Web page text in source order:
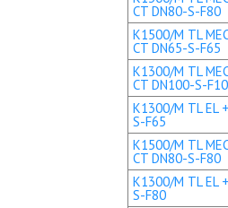
CT DN80-S-F80
K1500/M TL
CT DN65-S-F65
K1300/M TL
CT DN100-S-
K1300/M TL EL
S-F65
K1500/M TL
CT DN80-S-F80
K1300/M TL EL
S-F80